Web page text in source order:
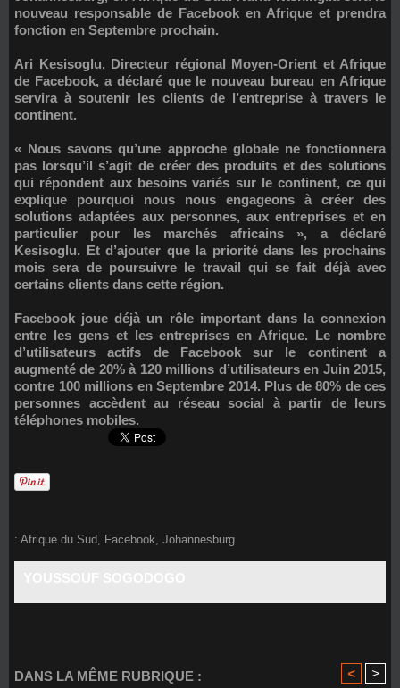
nouveau responsable de Facebook en Afrique et prendra
fonction en Septembre prochain.
Ari Kesisoglu, Directeur régional Moyen-Orient et Afrique
de Facebook, a déclaré que le nouveau bureau en Afrique
servira à soutenir les clients de l’entreprise à travers le
continent.
« Nous savons qu’une approche globale ne fonctionnera
pas lorsqu’il s’agit de créer des produits et des solutions
qui répondent aux besoins variés sur le continent, ce qui
explique pourquoi nous nous engageons à créer des
solutions adaptées aux personnes, aux entreprises et en
particulier pour les marchés africains », a déclaré
Kesisoglu. Et d’ajouter que la priorité dans les prochains
mois sera de poursuivre le travail qui se fait déjà avec
certains clients dans cette région.
Facebook joue déjà un rôle important dans la connexion
entre les gens et les entreprises en Afrique. Le nombre
d’utilisateurs actifs de Facebook sur le continent a
augmenté de 20% à 120 millions d’utilisateurs en Juin 2015,
contre 100 millions en Septembre 2014. Plus de 80% de ces
personnes accèdent au réseau social à partir de leurs
téléphones mobiles.
: Afrique du Sud, Facebook, Johannesburg
DANS LA MÊME RUBRIQUE : < >